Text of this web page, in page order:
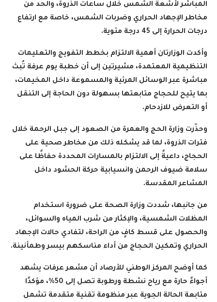
المباشر لأشعة الشمس خلال ساعات الذروة، والحد من
مخاطر الإجهاد الحراري وضربات الشمس، خاصة مع ارتفاع
درجات الحرارة إلى 45 درجة مئوية
.
وأكدت الوزارتان أهمية الالتزام بخطط التفويج والتعليمات
التنظيمية المعتمدة، مشيرتين إلى أن خطبة يوم عرفة تُبث
مباشرة عبر الوسائل المرئية والمسموعة داخل المخيمات،
بما يتيح للحجاج متابعتها بسهولة دون الحاجة إلى التنقل
أو التعرض للازدحام.
وحذّرت وزارة الحج والعمرة من الصعود إلى جبل الرحمة خلال
فترات الذروة، لما قد يشكله ذلك من مخاطر صحية على
الحجاج، داعيةً إلى الالتزام بالمسارات المحددة حفاظًا على
سلامة ضيوف الرحمن وانسيابية حركة الحشود داخل
المشاعر المقدسة.
من جانبها، شددت وزارة الصحة على ضرورة استخدام
المظلات الشمسية، والإكثار من شرب المياه والسوائل،
والحصول على قسط كافٍ من الراحة، لتفادي حالات الإجهاد
الحراري وتمكين الحجاج من أداء مناسكهم بيسر وطمأنينة.
كما أوضح المركز الوطني للأرصاد أن مشعر عرفات يشهد
أجواءً حارة مع رياح نشطة ورطوبة تصل إلى 50%، مؤكدًا
متابعة الحالة الجوية عبر منظومة تقنية متقدمة تشمل